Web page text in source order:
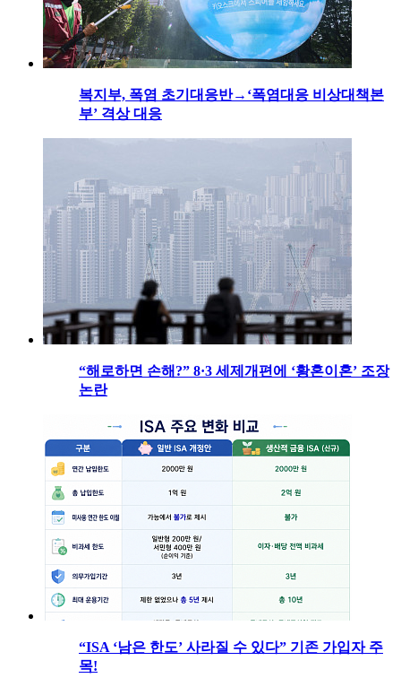
복지부, 폭염 초기대응반→‘폭염대응 비상대책본
부’ 격상 대응
“해로하면 손해?” 8·3 세제개편에 ‘황혼이혼’ 조장
논란
“ISA ‘남은 한도’ 사라질 수 있다” 기존 가입자 주
목!